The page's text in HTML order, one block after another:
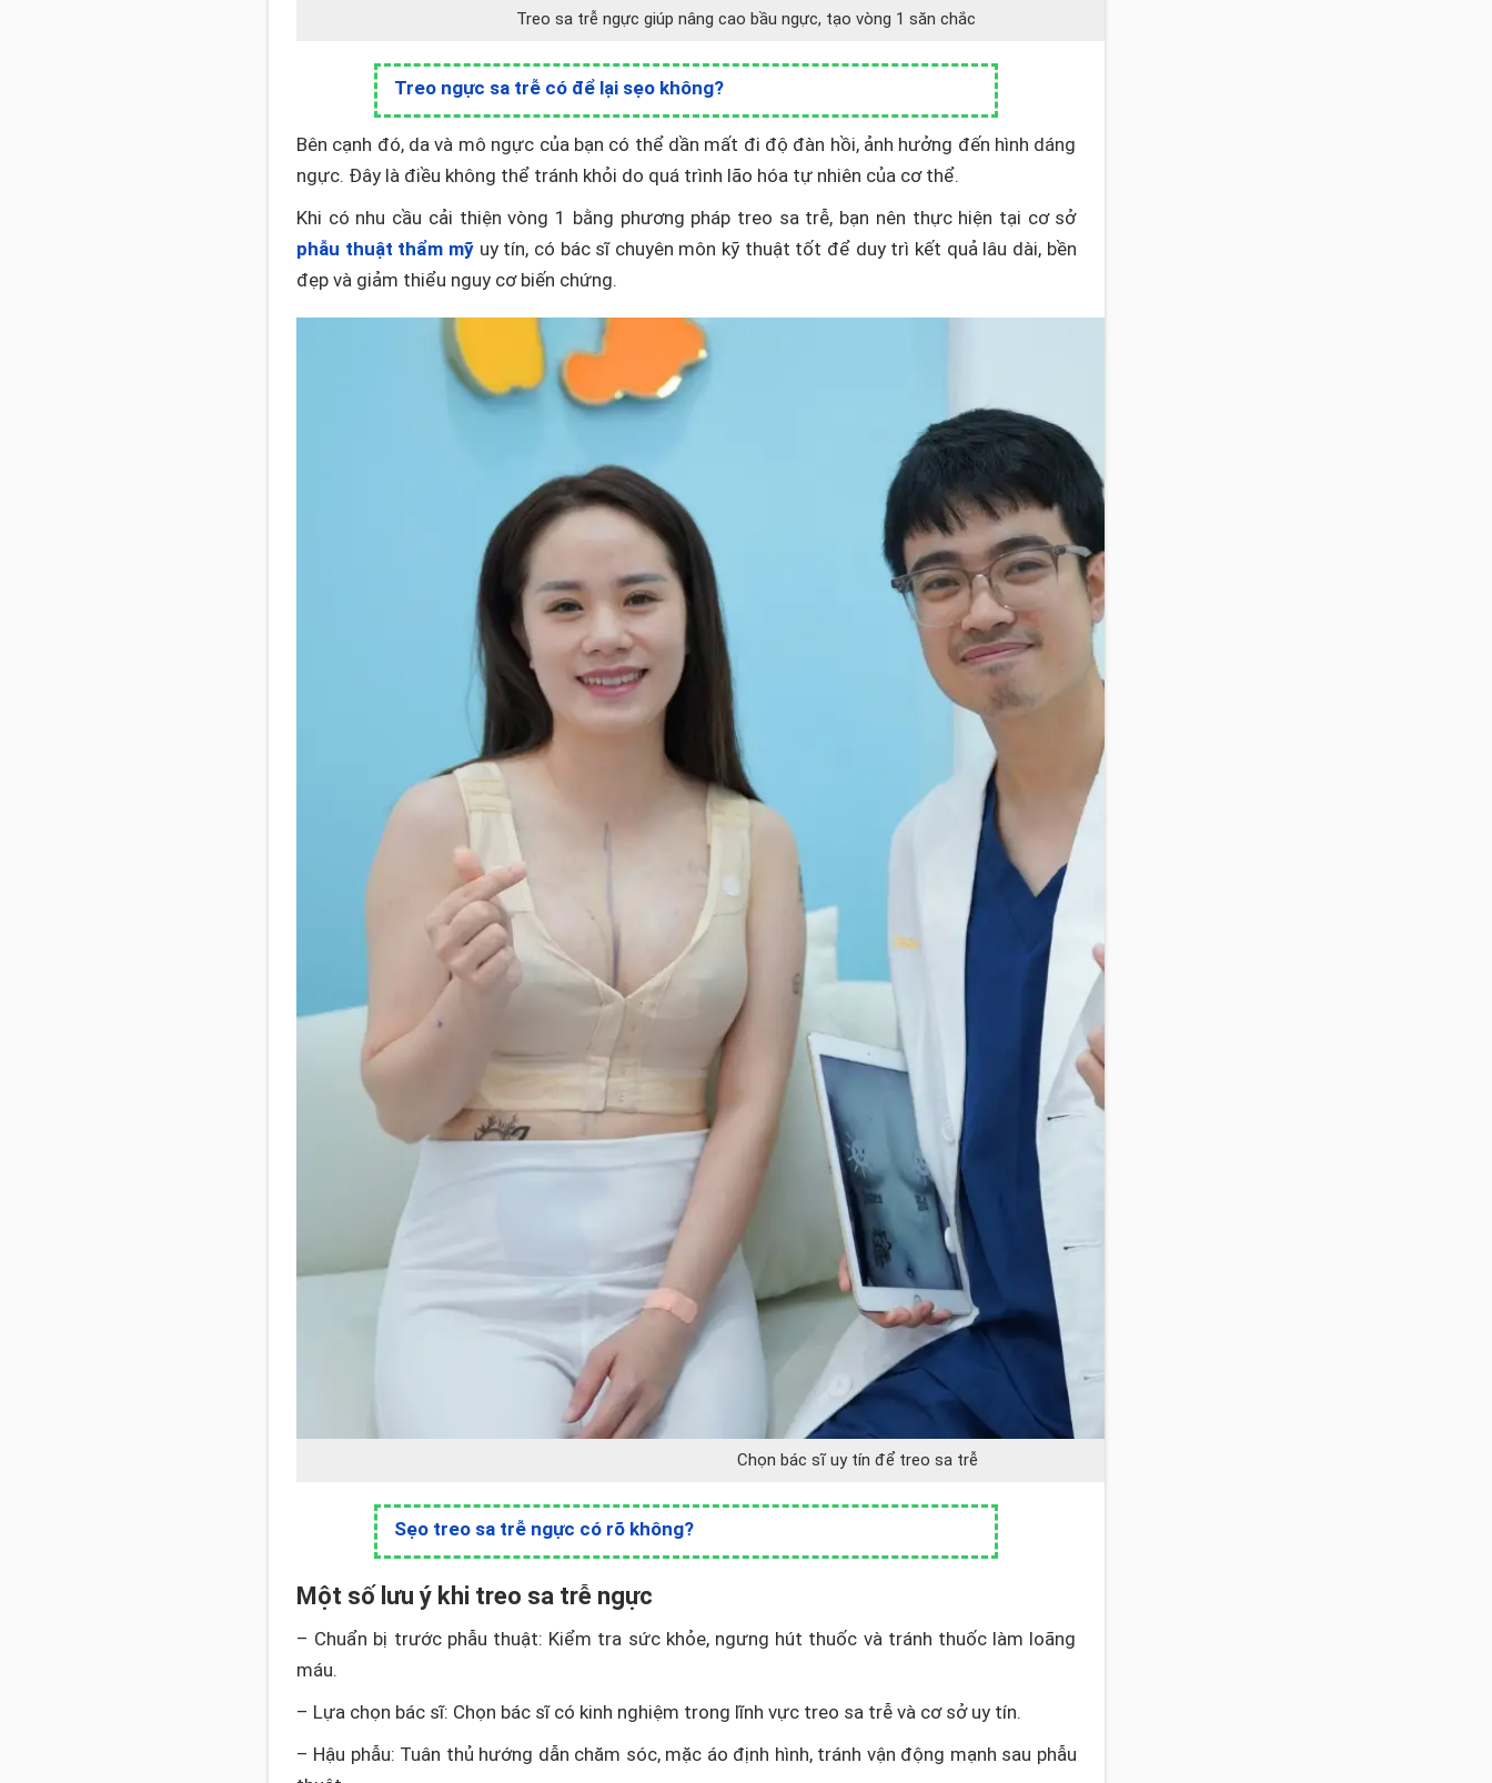
Treo sa trễ ngực giúp nâng cao bầu ngực, tạo vòng 1 săn chắc
Treo ngực sa trễ có để lại sẹo không?
Bên cạnh đó, da và mô ngực của bạn có thể dần mất đi độ đàn hồi, ảnh hưởng đến hình dáng
ngực. Đây là điều không thể tránh khỏi do quá trình lão hóa tự nhiên của cơ thể.
Khi có nhu cầu cải thiện vòng 1 bằng phương pháp treo sa trễ, bạn nên thực hiện tại cơ sở
phẫu thuật thẩm mỹuy tín, có bác sĩ chuyên môn kỹ thuật tốt để duy trì kết quả lâu dài, bền
đẹp và giảm thiểu nguy cơ biến chứng.
Chọn bác sĩ uy tín để treo sa trễ
Sẹo treo sa trễ ngực có rõ không?
Một số lưu ý khi treo sa trễ ngực
– Chuẩn bị trước phẫu thuật: Kiểm tra sức khỏe, ngưng hút thuốc và tránh thuốc làm loãng
máu.
– Lựa chọn bác sĩ: Chọn bác sĩ có kinh nghiệm trong lĩnh vực treo sa trễ và cơ sở uy tín.
– Hậu phẫu: Tuân thủ hướng dẫn chăm sóc, mặc áo định hình, tránh vận động mạnh sau phẫu